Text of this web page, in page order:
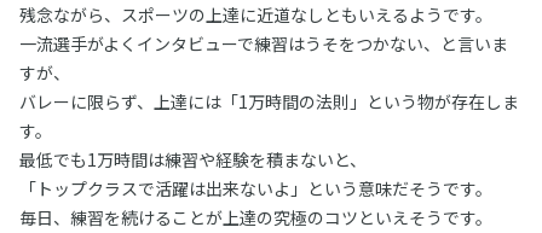
残念ながら、スポーツの上達に近道なしともいえるようです。
一流選手がよくインタビューで練習はうそをつかない、と言いま
すが、
バレーに限らず、上達には「1万時間の法則」という物が存在しま
す。
最低でも1万時間は練習や経験を積まないと、
「トップクラスで活躍は出来ないよ」という意味だそうです。
毎日、練習を続けることが上達の究極のコツといえそうです。